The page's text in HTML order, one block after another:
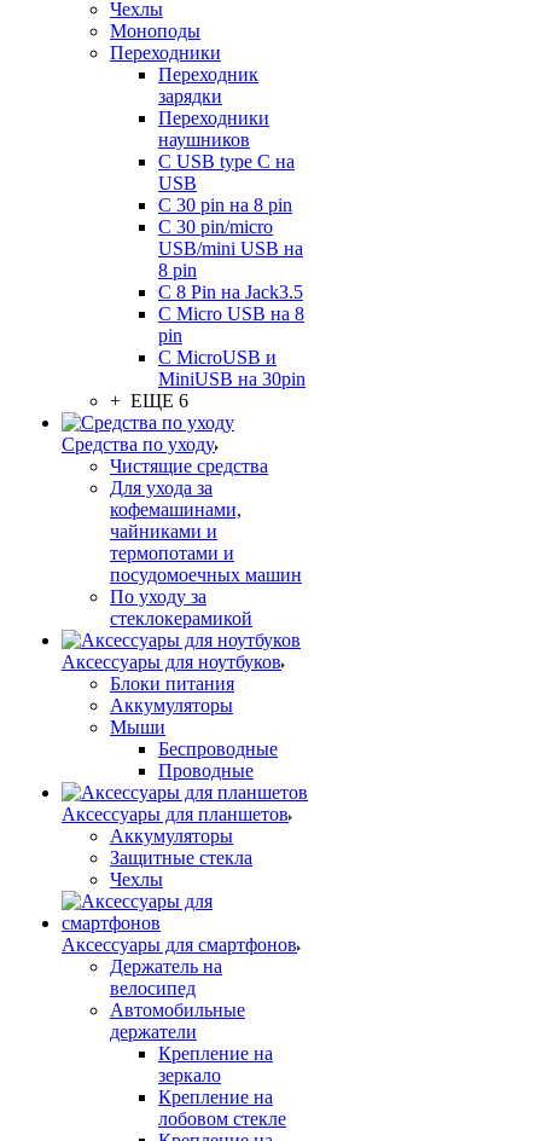
Чехлы
Моноподы
Переходники
Переходник
зарядки
Переходники
наушников
С USB type C на
USB
С 30 pin на 8 pin
С 30 pin/micro
USB/mini USB на
8 pin
С 8 Pin на Jack3.5
С Micro USB на 8
pin
С MicroUSB и
MiniUSB на 30pin
+ ЕЩЕ 6
Средства по уходу
Чистящие средства
Для ухода за
кофемашинами,
чайниками и
термопотами и
посудомоечных машин
По уходу за
стеклокерамикой
Аксессуары для ноутбуков
Блоки питания
Аккумуляторы
Мыши
Беспроводные
Проводные
Аксессуары для планшетов
Аккумуляторы
Защитные стекла
Чехлы
Аксессуары для смартфонов
Держатель на
велосипед
Автомобильные
держатели
Крепление на
зеркало
Крепление на
лобовом стекле